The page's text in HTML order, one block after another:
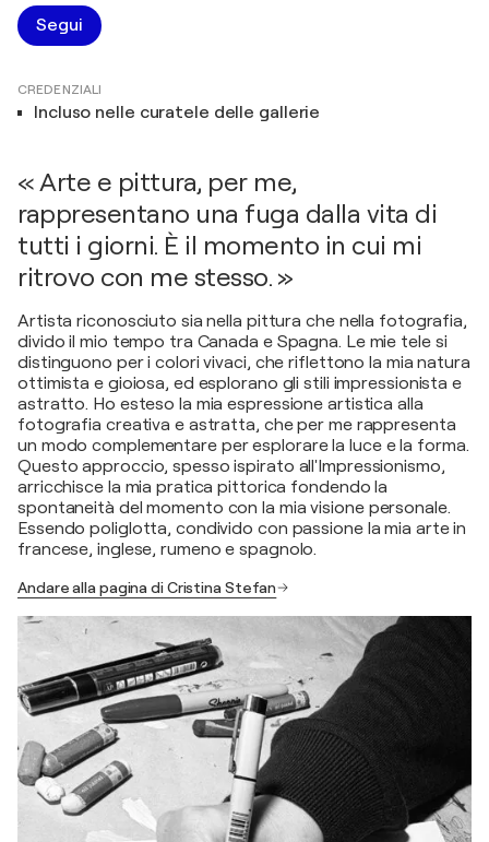
Segui
CREDENZIALI
Incluso nelle curatele delle gallerie
« Arte e pittura, per me,
rappresentano una fuga dalla vita di
tutti i giorni. È il momento in cui mi
ritrovo con me stesso. »
Artista riconosciuto sia nella pittura che nella fotografia,
divido il mio tempo tra Canada e Spagna. Le mie tele si
distinguono per i colori vivaci, che riflettono la mia natura
ottimista e gioiosa, ed esplorano gli stili impressionista e
astratto. Ho esteso la mia espressione artistica alla
fotografia creativa e astratta, che per me rappresenta
un modo complementare per esplorare la luce e la forma.
Questo approccio, spesso ispirato all'Impressionismo,
arricchisce la mia pratica pittorica fondendo la
spontaneità del momento con la mia visione personale.
Essendo poliglotta, condivido con passione la mia arte in
francese, inglese, rumeno e spagnolo.
Andare alla pagina di Cristina Stefan